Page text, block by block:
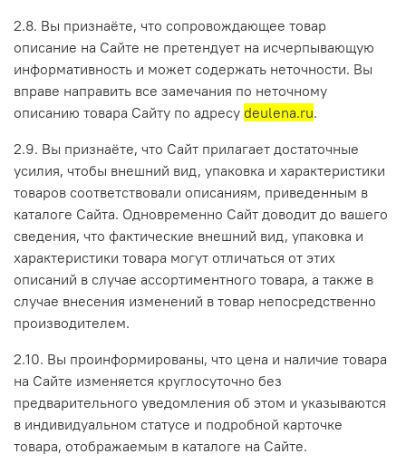
2.8. Вы признаёте, что сопровождающее товар
описание на Сайте не претендует на исчерпывающую
информативность и может содержать неточности. Вы
вправе направить все замечания по неточному
описанию товара Сайту по адресу deulena.ru.
2.9. Вы признаёте, что Сайт прилагает достаточные
усилия, чтобы внешний вид, упаковка и характеристики
товаров соответствовали описаниям, приведенным в
каталоге Сайта. Одновременно Сайт доводит до вашего
сведения, что фактические внешний вид, упаковка и
характеристики товара могут отличаться от этих
описаний в случае ассортиментного товара, а также в
случае внесения изменений в товар непосредственно
производителем.
2.10. Вы проинформированы, что цена и наличие товара
на Сайте изменяется круглосуточно без
предварительного уведомления об этом и указываются
в индивидуальном статусе и подробной карточке
товара, отображаемым в каталоге на Сайте.